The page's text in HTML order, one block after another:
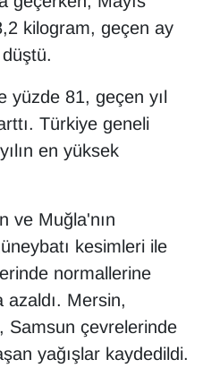
kilogram, geçen ay
yüzde 81, geçen yıl
Türkiye geneli
en yüksek
ve Muğla'nın
kesimleri ile
normallerine
Mersin,
Samsun çevrelerinde
yağışlar kaydedildi.